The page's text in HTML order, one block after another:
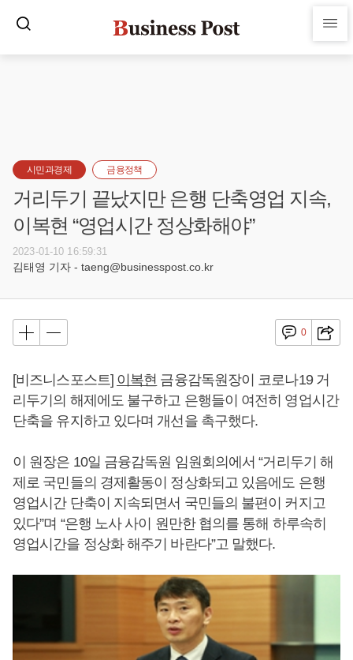
시민과경제 금융정책
거리두기 끝났지만 은행 단축영업 지속,
이복현 “영업시간 정상화해야”
2023-01-10 16:59:31
김태영 기자 - taeng@businesspost.co.kr
0
[비즈니스포스트] 이복현 금융감독원장이 코로나19 거
리두기의 해제에도 불구하고 은행들이 여전히 영업시간
단축을 유지하고 있다며 개선을 촉구했다.
이 원장은 10일 금융감독원 임원회의에서 “거리두기 해
제로 국민들의 경제활동이 정상화되고 있음에도 은행
영업시간 단축이 지속되면서 국민들의 불편이 커지고
있다”며 “은행 노사 사이 원만한 협의를 통해 하루속히
영업시간을 정상화 해주기 바란다”고 말했다.